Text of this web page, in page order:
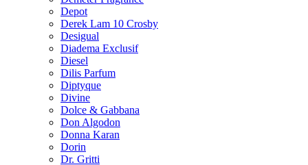
Depot
Derek Lam 10 Crosby
Desigual
Diadema Exclusif
Diesel
Dilis Parfum
Diptyque
Divine
Dolce & Gabbana
Don Algodon
Donna Karan
Dorin
Dr. Gritti